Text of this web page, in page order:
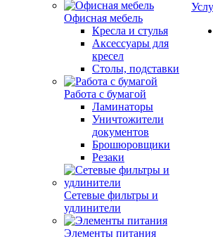
Офисная мебель
Кресла и стулья
Аксессуары для
кресел
Столы, подставки
Работа с бумагой
Ламинаторы
Уничтожители
документов
Брошюровщики
Резаки
Сетевые фильтры и
удлинители
Элементы питания